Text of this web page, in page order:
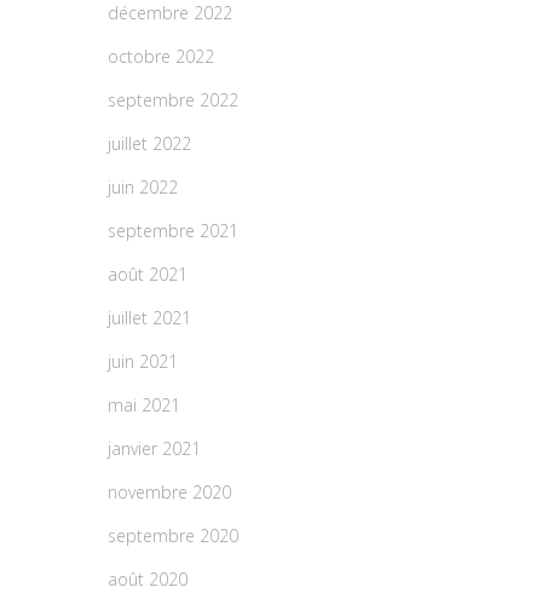
décembre 2022
octobre 2022
septembre 2022
juillet 2022
juin 2022
septembre 2021
août 2021
juillet 2021
juin 2021
mai 2021
janvier 2021
novembre 2020
septembre 2020
août 2020